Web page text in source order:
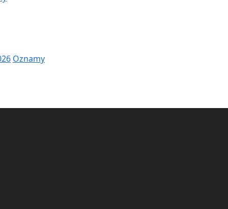
Oznamy